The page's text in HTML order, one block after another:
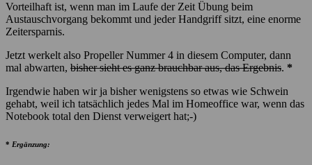
Vorteilhaft ist, wenn man im Laufe der Zeit Übung beim
Austauschvorgang bekommt und jeder Handgriff sitzt, eine enorme
Zeitersparnis.
Jetzt werkelt also Propeller Nummer 4 in diesem Computer, dann
mal abwarten, bisher sieht es ganz brauchbar aus, das Ergebnis. *
Irgendwie haben wir ja bisher wenigstens so etwas wie Schwein
gehabt, weil ich tatsächlich jedes Mal im Homeoffice war, wenn das
Notebook total den Dienst verweigert hat;-)
* Ergänzung: